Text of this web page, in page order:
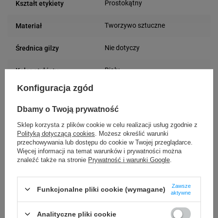
Kształt etykiety Prostokątny
Materiał Tworzywo sztuczne
Średnica gilzy Nie dotyczy
Kolor etykiety Biały
Rodzaj etykiety
Wodoodporna
Inkjet
Szerokość etykiety 210 mm
Długość etykiety 297 mm
Możliwość
odklejenia
Trudne
Konfiguracja zgód
Dbamy o Twoją prywatność
Sklep korzysta z plików cookie w celu realizacji usług zgodnie z
Polityką dotyczącą cookies . Możesz określić warunki
przechowywania lub dostępu do cookie w Twojej przeglądarce.
Więcej informacji na temat warunków i prywatności można
znaleźć także na stronie Prywatność i warunki Google
Funkcjonalne pliki cookie (wymagane)
Zawsze
aktywne
Analityczne pliki cookie